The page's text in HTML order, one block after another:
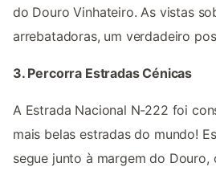
do Douro Vinhateiro. As vistas
arrebatadoras, um verdadeiro
3. Percorra Estradas Cénicas
A Estrada Nacional N-222 foi
mais belas estradas do mundo!
segue junto à margem do Douro,